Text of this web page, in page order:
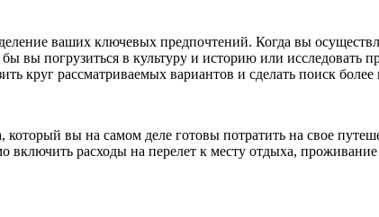
ваших ключевых предпочтений. Когда вы
погрузиться в культуру и историю или исследовать
круг рассматриваемых вариантов и сделать поиск
вы на самом деле готовы потратить на свое
расходы на перелет к месту отдыха,